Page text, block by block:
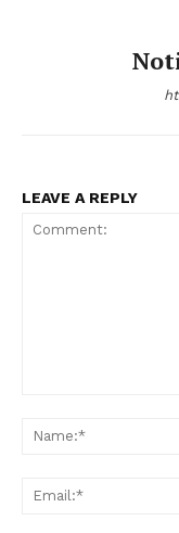
AREEINTERNE
LEAVE A REPLY